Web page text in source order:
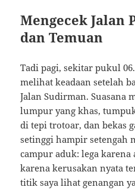
Mengecek Jalan
dan Temuan
Tadi pagi, sekitar pukul
melihat keadaan setelah
Jalan Sudirman. Suasana
lumpur yang khas,
di tepi trotoar, dan bekas
setinggi hampir setengah
campur aduk: lega
karena kerusakan nyata
titik saya lihat genangan